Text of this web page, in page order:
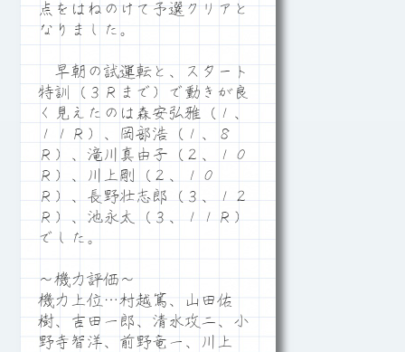
点をはねのけて予選クリアと
なりました。
早朝の試運転と、スタート
特訓（３Ｒまで）で動きが良
く見えたのは森安弘雅（１、
１１Ｒ）、岡部浩（１、８
Ｒ）、滝川真由子（２、１０
Ｒ）、川上剛（２、１０
Ｒ）、長野壮志郎（３、１２
Ｒ）、池永太（３、１１Ｒ）
でした。
～機力評価～
機力上位…村越篤、山田佑
樹、吉田一郎、清水攻二、小
野寺智洋、前野竜一、川上